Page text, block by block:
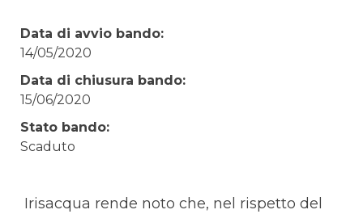
Data di avvio bando:
14/05/2020
Data di chiusura bando:
15/06/2020
Stato bando:
Scaduto
Irisacqua rende noto che, nel rispetto del